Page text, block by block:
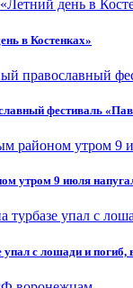
в Костенках»
фестиваль
утром 9 июля
с лошади и погиб,